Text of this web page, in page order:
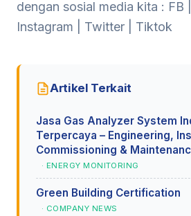
dengan sosial media kita : FB
Instagram
Twitter Tiktok
Artikel Terkait
Jasa Gas Analyzer System
Terpercaya – Engineering,
Commissioning &
· ENERGY MONITORING
Green Building Certification
· COMPANY NEWS